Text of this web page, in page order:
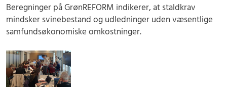
Beregninger på GrønREFORM indikerer, at staldkrav
mindsker svinebestand og udledninger uden væsentlige
samfundsøkonomiske omkostninger.